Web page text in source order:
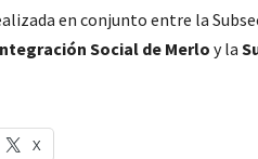
en conjunto entre la
Social de Merloy la
X